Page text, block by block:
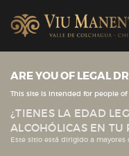
ARE YOU OF LEGAL
This site is intended for people of
¿TIENES LA EDAD
ALCOHÓLICAS EN TU
Este sitio está dirigido a mayores